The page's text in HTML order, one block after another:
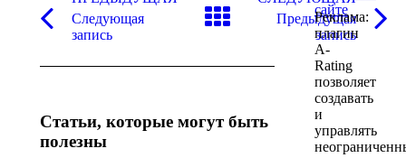
записям
Предыдущая
запись:
Следующая
запись
Следующая
Предыдущая
запись
Статьи, которые могут быть
полезны
Реклама:
плагин
A-
Rating
позволяет
создавать
и
управлять